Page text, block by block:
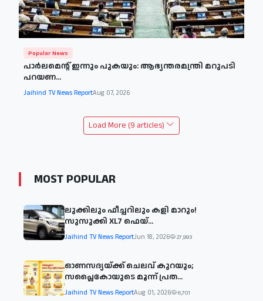
Popular News
പാര്‍ലമെന്റ് ഇന്നും പുകയും: ആഭ്യന്തരമന്ത്രി മറുപടി
പറയണ...
Jaihind TV News ReportAug 07, 2026
Load More (9 articles)
MOST POPULAR
ലുക്കിലും ഫീച്ചറിലും കളി മാറും!
സുസുക്കി XL7 ഫെയ്‌...
Jaihind TV News ReportJun 18, 2026 27,993
ഓണസദ്യയ്ക്ക് ചെലവ് കുറയും;
സപ്ലൈകോയുടെ മൂന്ന് പ്രത...
Jaihind TV News ReportAug 01, 2026 6,701